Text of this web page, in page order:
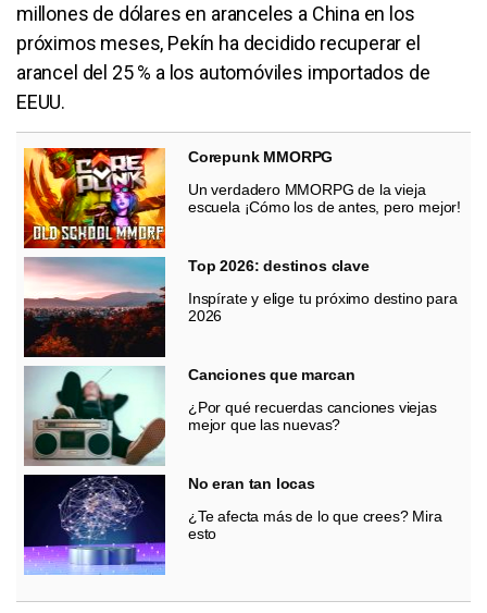
millones de dólares en aranceles a China en los
próximos meses, Pekín ha decidido recuperar el
arancel del 25 % a los automóviles importados de
EEUU.
Corepunk MMORPG
Un verdadero MMORPG de la vieja
escuela ¡Cómo los de antes, pero mejor!
Top 2026: destinos clave
Inspírate y elige tu próximo destino para
2026
Canciones que marcan
¿Por qué recuerdas canciones viejas
mejor que las nuevas?
No eran tan locas
¿Te afecta más de lo que crees? Mira
esto